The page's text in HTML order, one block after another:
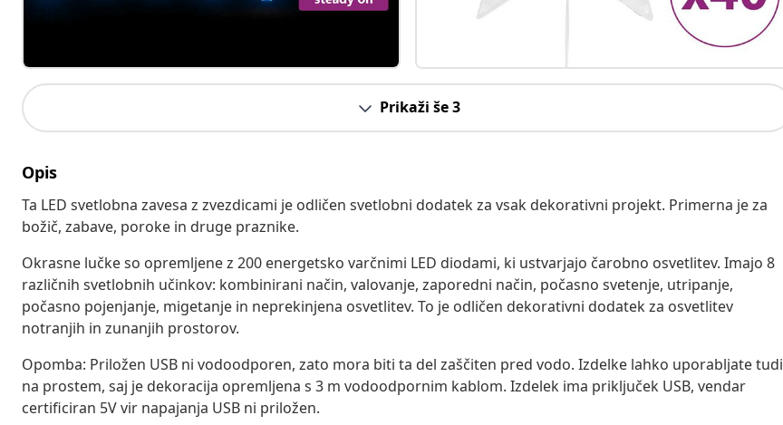
Prikaži še 3
Opis
Ta LED svetlobna zavesa z zvezdicami je odličen svetlobni dodatek za vsak dekorativni projekt. Primerna je za
božič, zabave, poroke in druge praznike.
Okrasne lučke so opremljene z 200 energetsko varčnimi LED diodami, ki ustvarjajo čarobno osvetlitev. Imajo 8
različnih svetlobnih učinkov: kombinirani način, valovanje, zaporedni način, počasno svetenje, utripanje,
počasno pojenjanje, migetanje in neprekinjena osvetlitev. To je odličen dekorativni dodatek za osvetlitev
notranjih in zunanjih prostorov.
Opomba: Priložen USB ni vodoodporen, zato mora biti ta del zaščiten pred vodo. Izdelke lahko uporabljate tudi
na prostem, saj je dekoracija opremljena s 3 m vodoodpornim kablom. Izdelek ima priključek USB, vendar
certificiran 5V vir napajanja USB ni priložen.